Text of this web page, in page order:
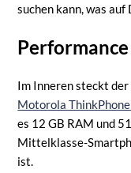
suchen kann, was
Performance
Im Inneren steckt
Motorola
es 12 GB RAM und
Mittelklasse-
ist.